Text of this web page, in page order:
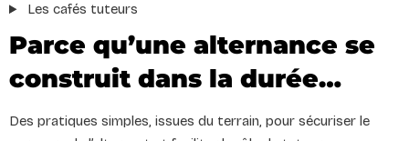
Les cafés tuteurs
Parce qu’une alternance se
construit dans la durée…
Des pratiques simples, issues du terrain, pour sécuriser le